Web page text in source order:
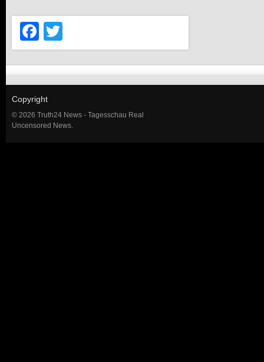
Facebook
Copyright
© 2026 Truth24 News - Tagesschau Real
Uncensored News.